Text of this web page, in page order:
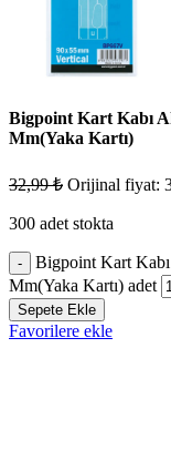
Bigpoint Kart Kabı
Mm(Yaka Kartı)
32,99₺ Orijinal fiyat:
300 adet stokta
-
Bigpoint Kart
Mm(Yaka Kartı) adet
Sepete Ekle
Favorilere ekle